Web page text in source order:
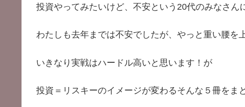
投資やってみたいけど、不安という20代のみなさん
わたしも去年までは不安でしたが、やっと重い腰を
いきなり実戦はハードル高いと思います！が
投資＝リスキーのイメージが変わるそんな５冊をま